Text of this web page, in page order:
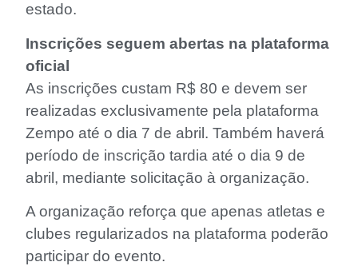
estado.
Inscrições seguem abertas na plataforma
oficial
As inscrições custam R$ 80 e devem ser
realizadas exclusivamente pela plataforma
Zempo até o dia 7 de abril. Também haverá
período de inscrição tardia até o dia 9 de
abril, mediante solicitação à organização.
A organização reforça que apenas atletas e
clubes regularizados na plataforma poderão
participar do evento.